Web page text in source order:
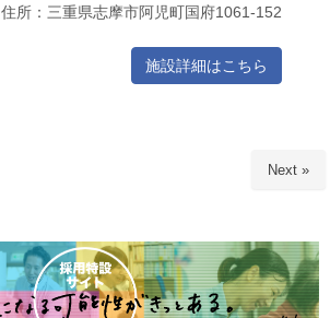
住所：三重県志摩市阿児町国府1061-152
施設詳細はこちら
Next »